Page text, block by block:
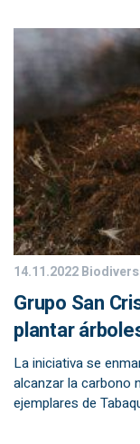
14.11.2022
Grupo San
plantar
La iniciativa se
alcanzar la carbono
ejemplares de